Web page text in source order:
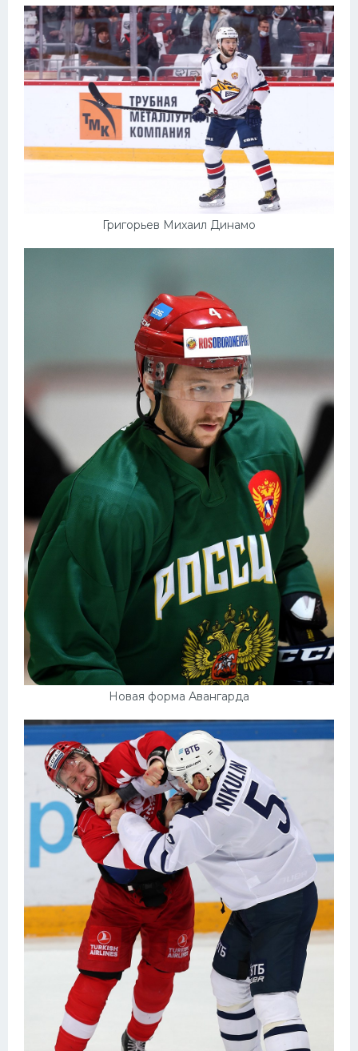
Григорьев Михаил Динамо
Новая форма Авангарда